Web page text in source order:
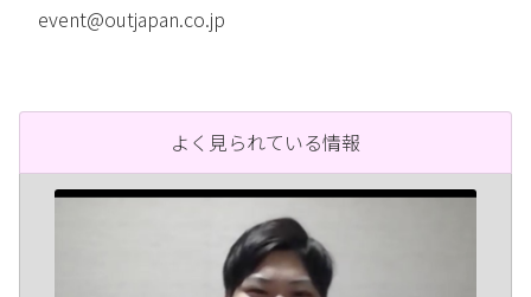
event@outjapan.co.jp
よく見られている情報